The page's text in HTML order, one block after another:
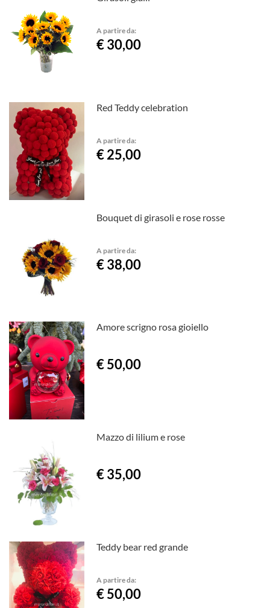
A partire da:
€ 30,00
Red Teddy celebration
A partire da:
€ 25,00
Bouquet di girasoli e rose rosse
A partire da:
€ 38,00
Amore scrigno rosa gioiello
€ 50,00
Mazzo di lilium e rose
€ 35,00
Teddy bear red grande
A partire da:
€ 50,00